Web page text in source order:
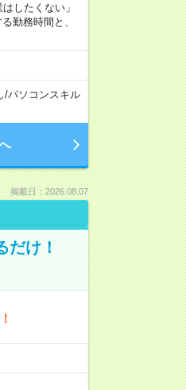
したくない」
勤務時間と、
/パソコンスキル
掲載日：2026.08.07
だけ！